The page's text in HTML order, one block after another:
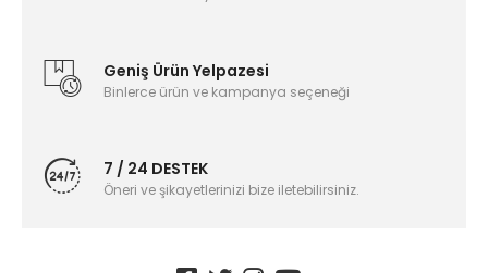
Geniş Ürün Yelpazesi
Binlerce ürün ve kampanya seçeneği
7 / 24 DESTEK
Öneri ve şikayetlerinizi bize iletebilirsiniz.